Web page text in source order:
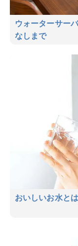
ウォーターサー
なしまで
おいしいお水と